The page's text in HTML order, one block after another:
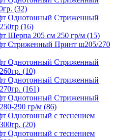
(32)
Однотонный Стриженный
(16)
Шерпа 205 см 250 гр/м (15)
Стриженный Принт ш205/270
Однотонный Стриженный
(10)
Однотонный Стриженный
(161)
Однотонный Стриженный
290 гр/м (86)
Однотонный с теснением
(20)
Однотонный с теснением